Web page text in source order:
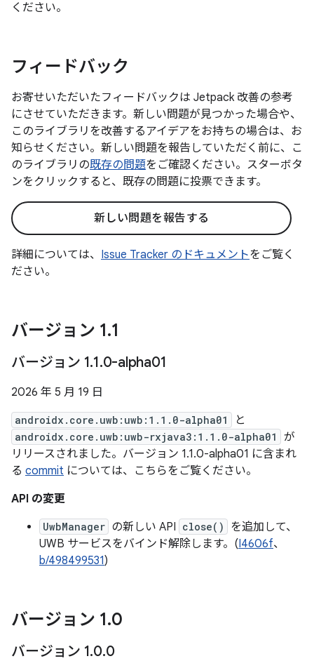
ください。
フィードバック
お寄せいただいたフィードバックは Jetpack 改善の参考
にさせていただきます。新しい問題が見つかった場合や、
このライブラリを改善するアイデアをお持ちの場合は、お
知らせください。新しい問題を報告していただく前に、こ
のライブラリの既存の問題をご確認ください。スターボタ
ンをクリックすると、既存の問題に投票できます。
新しい問題を報告する
詳細については、 Issue Tracker のドキュメントをご覧く
ださい。
バージョン 1.1
バージョン 1.1.0-alpha01
2026 年 5 月 19 日
androidx.core.uwb:uwb:1.1.0-alpha01 と
androidx.core.uwb:uwb-rxjava3:1.1.0-alpha01
が
リリースされました。バージョン 1.1.0-alpha01 に含まれ
る commit については、こちらをご覧ください。
API の変更
UwbManager の新しい API close()
を追加して、
UWB サービスをバインド解除します。(I4606f、
b/498499531)
バージョン 1.0
バージョン 1.0.0